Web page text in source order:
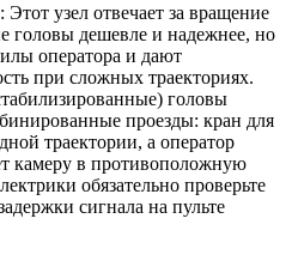
узел отвечает за вращение
головы дешевле и надежнее, но
оператора и дают
при сложных траекториях.
головы
проезды: кран для
траектории, а оператор
камеру в противоположную
обязательно проверьте
сигнала на пульте